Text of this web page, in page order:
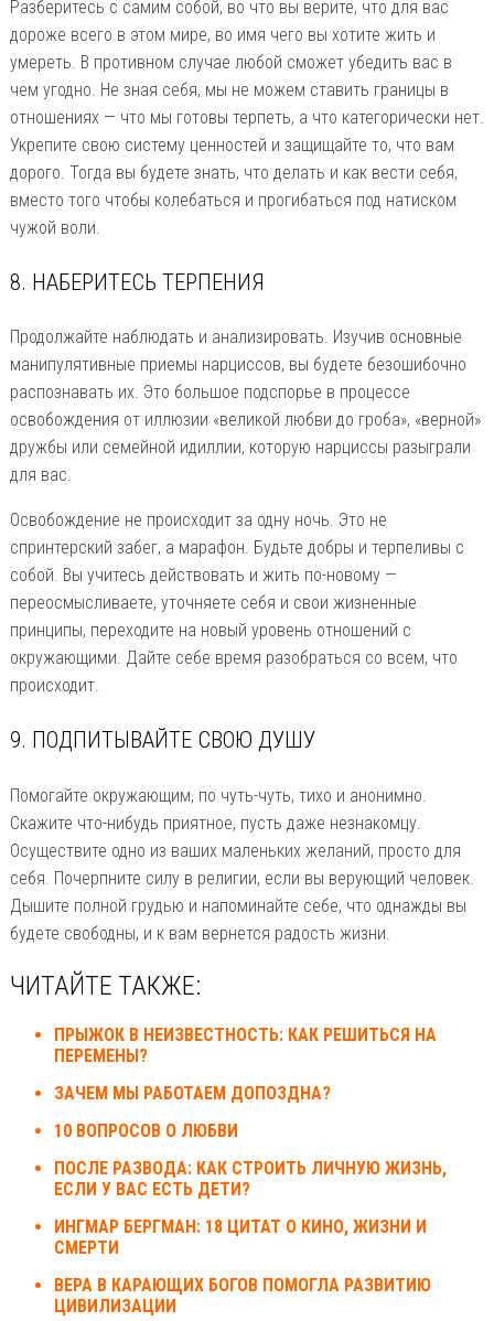
Разберитесь с самим собой, во что вы верите, что для вас
дороже всего в этом мире, во имя чего вы хотите жить и
умереть. В противном случае любой сможет убедить вас в
чем угодно. Не зная себя, мы не можем ставить границы в
отношениях — что мы готовы терпеть, а что категорически нет.
Укрепите свою систему ценностей и защищайте то, что вам
дорого. Тогда вы будете знать, что делать и как вести себя,
вместо того чтобы колебаться и прогибаться под натиском
чужой воли.
8. НАБЕРИТЕСЬ ТЕРПЕНИЯ
Продолжайте наблюдать и анализировать. Изучив основные
манипулятивные приемы нарциссов, вы будете безошибочно
распознавать их. Это большое подспорье в процессе
освобождения от иллюзии «великой любви до гроба», «верной»
дружбы или семейной идиллии, которую нарциссы разыграли
для вас.
Освобождение не происходит за одну ночь. Это не
спринтерский забег, а марафон. Будьте добры и терпеливы с
собой. Вы учитесь действовать и жить по-новому —
переосмысливаете, уточняете себя и свои жизненные
принципы, переходите на новый уровень отношений с
окружающими. Дайте себе время разобраться со всем, что
происходит.
9. ПОДПИТЫВАЙТЕ СВОЮ ДУШУ
Помогайте окружающим, по чуть-чуть, тихо и анонимно.
Скажите что-нибудь приятное, пусть даже незнакомцу.
Осуществите одно из ваших маленьких желаний, просто для
себя. Почерпните силу в религии, если вы верующий человек.
Дышите полной грудью и напоминайте себе, что однажды вы
будете свободны, и к вам вернется радость жизни.
ЧИТАЙТЕ ТАКЖЕ:
ПРЫЖОК В НЕИЗВЕСТНОСТЬ: КАК РЕШИТЬСЯ НА
ПЕРЕМЕНЫ?
ЗАЧЕМ МЫ РАБОТАЕМ ДОПОЗДНА?
10 ВОПРОСОВ О ЛЮБВИ
ПОСЛЕ РАЗВОДА: КАК СТРОИТЬ ЛИЧНУЮ ЖИЗНЬ,
ЕСЛИ У ВАС ЕСТЬ ДЕТИ?
ИНГМАР БЕРГМАН: 18 ЦИТАТ О КИНО, ЖИЗНИ И
СМЕРТИ
ВЕРА В КАРАЮЩИХ БОГОВ ПОМОГЛА РАЗВИТИЮ
ЦИВИЛИЗАЦИИ